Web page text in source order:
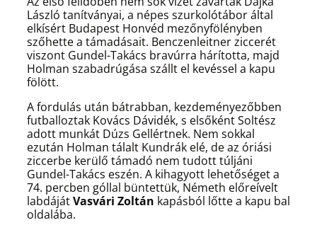
László tanítványai, a népes szurkolótábor által
elkísért Budapest Honvéd mezőnyfölényben
szőhette a támadásait. Benczenleitner ziccerét
viszont Gundel-Takács bravúrra hárította, majd
Holman szabadrúgása szállt el kevéssel a kapu
fölött.
A fordulás után bátrabban, kezdeményezőbben
futballoztak Kovács Dávidék, s elsőként Soltész
adott munkát Dúzs Gellértnek. Nem sokkal
ezután Holman tálalt Kundrák elé, de az óriási
ziccerbe kerülő támadó nem tudott túljáni
Gundel-Takács eszén. A kihagyott lehetőséget a
74. percben góllal büntettük, Németh előreívelt
labdájátVasvári Zoltán kapásból lőtte a kapu bal
oldalába.